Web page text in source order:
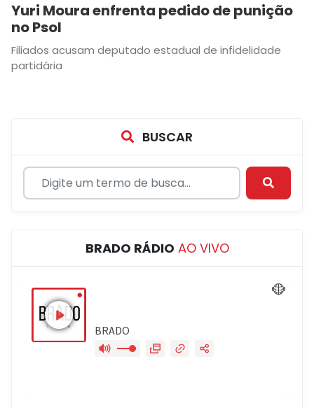
Yuri Moura enfrenta pedido de punição
no Psol
Filiados acusam deputado estadual de infidelidade
partidária
BUSCAR
BRADO RÁDIO AO VIVO